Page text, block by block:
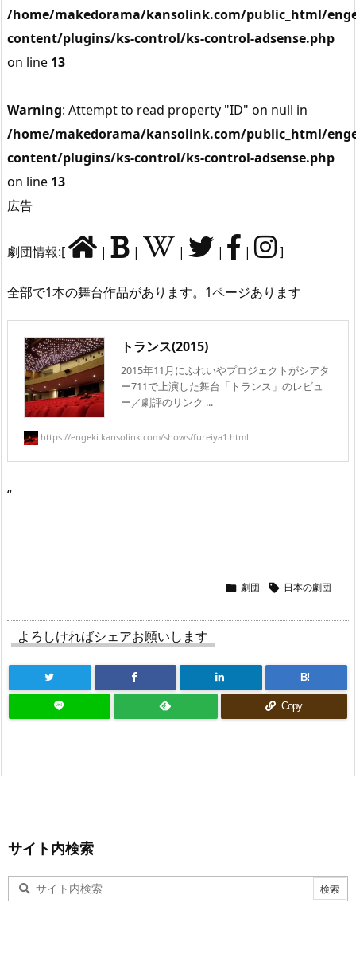
/home/makedorama/kansolink.com/public_html/
content/plugins/ks-control/ks-control-adsense.php
on line 13
Warning: Attempt to read property "ID" on null in
/home/makedorama/kansolink.com/public_html/
content/plugins/ks-control/ks-control-adsense.php
on line 13
広告
劇団情報:[ | | | | | ]
全部で1本の舞台作品があります。1ページあります
トランス(2015)
2015年11月にふれいやプロジェクトがシアタ
ー711で上演した舞台「トランス」のレビュ
ー／劇評のリンク ...
https://engeki.kansolink.com/shows/fureiya1.html
“
 劇団  日本の劇団
よろしければシェアお願いします
B!
Copy
サイト内検索